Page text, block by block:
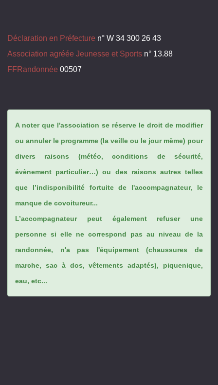
Déclaration en Préfecture n° W 34 300 26 43
Association agréée Jeunesse et Sports n° 13.88
FFRandonnée 00507
A noter que l'association se réserve le droit de modifier
ou annuler le programme (la veille ou le jour même) pour
divers raisons (météo, conditions de sécurité,
évènement particulier…) ou des raisons autres telles
que l’indisponibilité fortuite de l'accompagnateur, le
manque de covoitureur...
L’accompagnateur peut également refuser une
personne si elle ne correspond pas au niveau de la
randonnée, n'a pas l'équipement (chaussures de
marche, sac à dos, vêtements adaptés), piquenique,
eau, etc...